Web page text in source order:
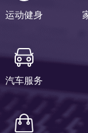
运动健身
汽车服务